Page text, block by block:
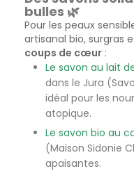
bulles 🌿
Pour les peaux
artisanal bio, surgras
coups de cœur :
Le savon au lait
dans le Jura
idéal pour les
atopique.
Le savon bio au
(Maison Sidonie
apaisantes.